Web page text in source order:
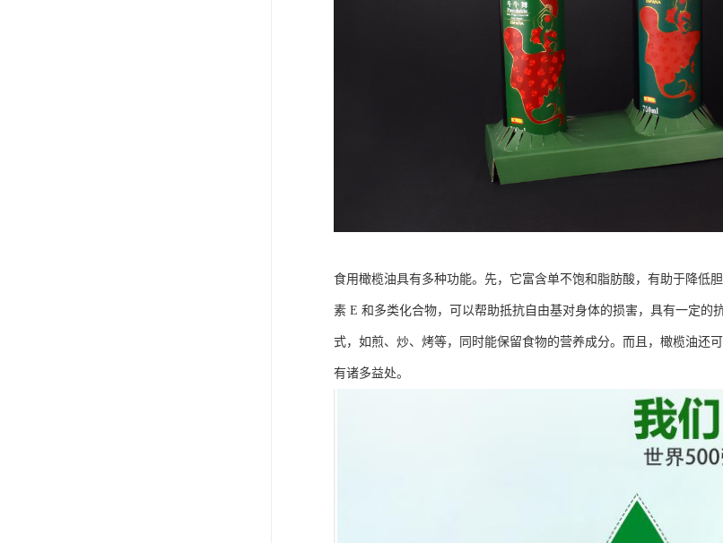
食用橄榄油具有多种功能。先，它富含单不饱和脂肪酸，有助于降低
素 E 和多类化合物，可以帮助抵抗自由基对身体的损害，具有一定
式，如煎、炒、烤等，同时能保留食物的营养成分。而且，橄榄油还
有诸多益处。